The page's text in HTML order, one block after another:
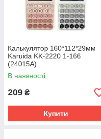
Калькулятор 160*112*29мм
Karuida KK-2220 1-166
(24015А)
В наявності
209 ₴
Купити